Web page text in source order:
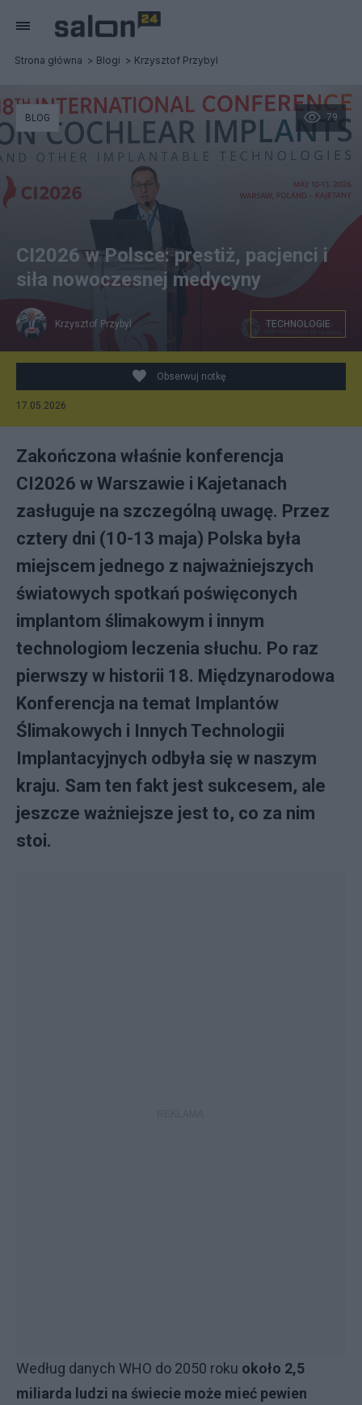
Strona główna Blogi Krzysztof Przybyl
ChatGPT
79
BLOG
CI2026 w Polsce: prestiż, pacjenci i
siła nowoczesnej medycyny
Krzysztof Przybyl TECHNOLOGIE
Obserwuj notkę
17.05.2026
Zakończona właśnie konferencja
CI2026 w Warszawie i Kajetanach
zasługuje na szczególną uwagę. Przez
cztery dni (10-13 maja) Polska była
miejscem jednego z najważniejszych
światowych spotkań poświęconych
implantom ślimakowym i innym
technologiom leczenia słuchu. Po raz
pierwszy w historii 18. Międzynarodowa
Konferencja na temat Implantów
Ślimakowych i Innych Technologii
Implantacyjnych odbyła się w naszym
kraju. Sam ten fakt jest sukcesem, ale
jeszcze ważniejsze jest to, co za nim
stoi.
Według danych WHO do 2050 roku około 2,5
miliarda ludzi na świecie może mieć pewien